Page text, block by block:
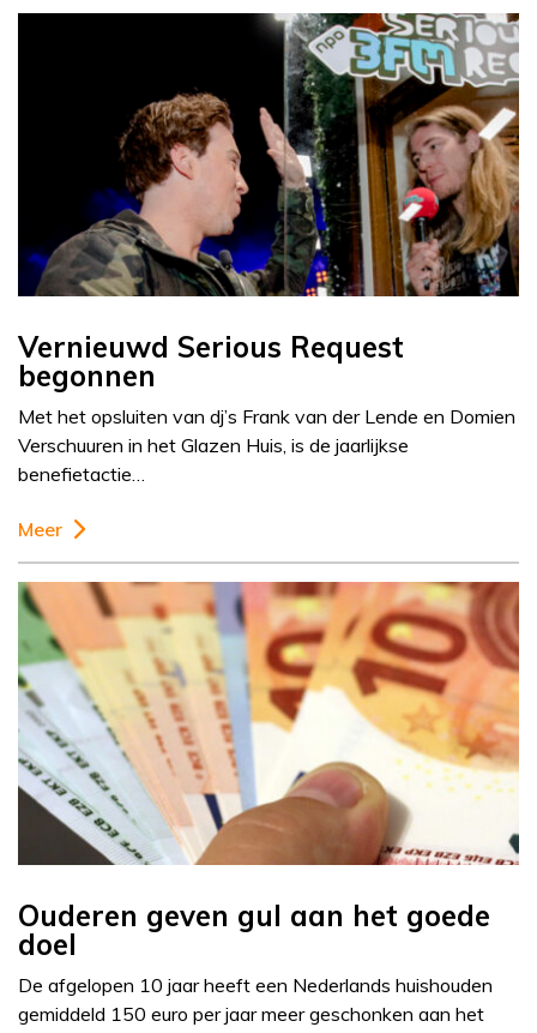
Vernieuwd Serious Request
begonnen
Met het opsluiten van dj’s Frank van der Lende en Domien
Verschuuren in het Glazen Huis, is de jaarlijkse
benefietactie…
Meer
Ouderen geven gul aan het goede
doel
De afgelopen 10 jaar heeft een Nederlands huishouden
gemiddeld 150 euro per jaar meer geschonken aan het